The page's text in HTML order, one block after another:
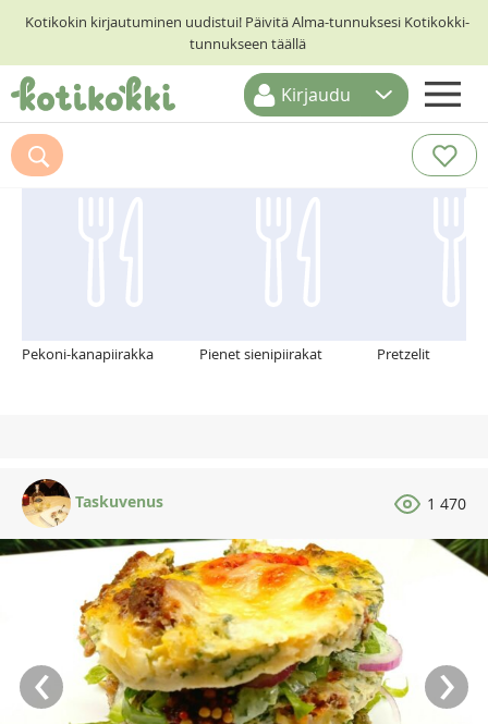
Kotikokin kirjautuminen uudistui! Päivitä Alma-tunnuksesi Kotikokki-
tunnukseen täällä
ETUSIVU
RESEPTIHAKU
Kirjaudu
Suosittelemme myös
Pekoni-kanapiirakka Pienet sienipiirakat Pretzelit
Taskuvenus 1 470
‹ ›